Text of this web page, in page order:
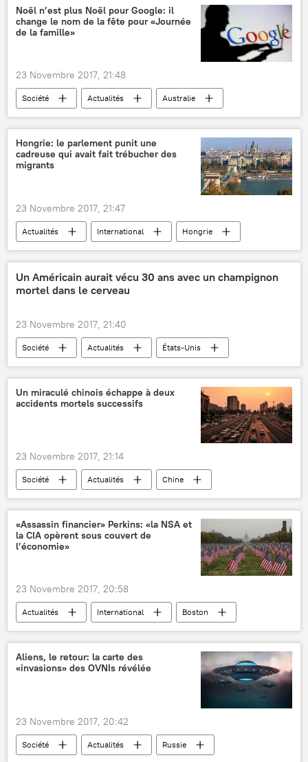
ARA San Juan (sous-marin)
sous-mariniers
disparition
mine message
Noël n’est plus Noël pour Google: il
change le nom de la fête pour «Journée
de la famille»
23 Novembre 2017, 21:48
Société Actualités
Australie
Europe
Google
Noël
moteur de recherche
insolite
Hongrie: le parlement punit une
cadreuse qui avait fait trébucher des
migrants
23 Novembre 2017, 21:47
Actualités International
Hongrie
Budapest
migrants
session
police
Un Américain aurait vécu 30 ans avec un champignon
mortel dans le cerveau
23 Novembre 2017, 21:40
Société Actualités
États-Unis
cerveau
champignons
maladies
Sciences et tech
Un miraculé chinois échappe à deux
accidents mortels successifs
23 Novembre 2017, 21:14
Société Actualités
Chine
accident de la route
Miraculé
«Assassin financier» Perkins: «la NSA et
la CIA opèrent sous couvert de
l’économie»
23 Novembre 2017, 20:58
Actualités International
Boston
John Perkins
Agence nationale de sécurité américaine (NSA)
CIA
Sputnik
Les Confessions d’un assassin financier
Aliens, le retour: la carte des
«invasions» des OVNIs révélée
23 Novembre 2017, 20:42
Société Actualités
Russie